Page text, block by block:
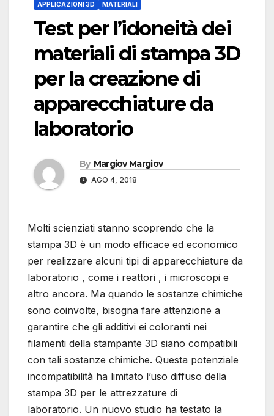
APPLICAZIONI 3D MATERIALI
Test per l’idoneità dei
materiali di stampa 3D
per la creazione di
apparecchiature da
laboratorio
By Margiov Margiov
AGO 4, 2018
Molti scienziati stanno scoprendo che la
stampa 3D è un modo efficace ed economico
per realizzare alcuni tipi di apparecchiature da
laboratorio , come i reattori , i microscopi e
altro ancora. Ma quando le sostanze chimiche
sono coinvolte, bisogna fare attenzione a
garantire che gli additivi ei coloranti nei
filamenti della stampante 3D siano compatibili
con tali sostanze chimiche. Questa potenziale
incompatibilità ha limitato l’uso diffuso della
stampa 3D per le attrezzature di
laboratorio. Un nuovo studio ha testato la